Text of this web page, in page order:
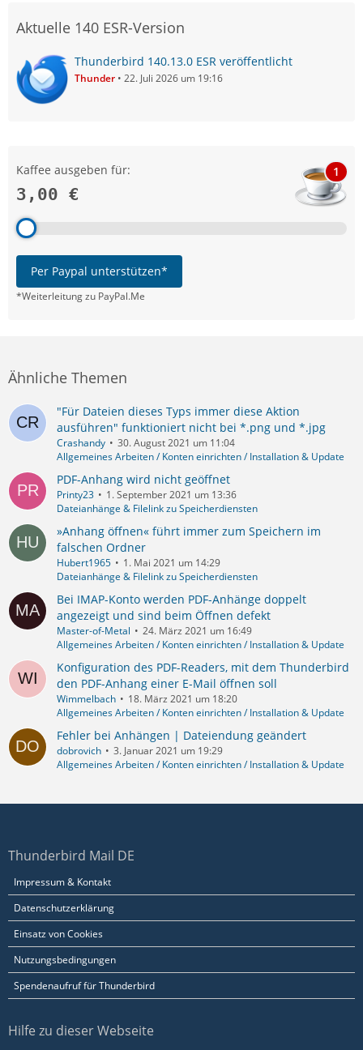
Aktuelle 140 ESR-Version
Thunderbird 140.13.0 ESR veröffentlicht
Thunder 22. Juli 2026 um 19:16
Kaffee ausgeben für:
3,00 €
1
Per Paypal unterstützen*
*Weiterleitung zu PayPal.Me
Ähnliche Themen
"Für Dateien dieses Typs immer diese Aktion
ausführen" funktioniert nicht bei *.png und *.jpg
Crashandy
30. August 2021 um 11:04
Allgemeines Arbeiten / Konten einrichten / Installation & Update
PDF-Anhang wird nicht geöffnet
Printy23
1. September 2021 um 13:36
Dateianhänge & Filelink zu Speicherdiensten
»Anhang öffnen« führt immer zum Speichern im
falschen Ordner
Hubert1965
1. Mai 2021 um 14:29
Dateianhänge & Filelink zu Speicherdiensten
Bei IMAP-Konto werden PDF-Anhänge doppelt
angezeigt und sind beim Öffnen defekt
Master-of-Metal
24. März 2021 um 16:49
Allgemeines Arbeiten / Konten einrichten / Installation & Update
Konfiguration des PDF-Readers, mit dem Thunderbird
den PDF-Anhang einer E-Mail öffnen soll
Wimmelbach
18. März 2021 um 18:20
Allgemeines Arbeiten / Konten einrichten / Installation & Update
Fehler bei Anhängen | Dateiendung geändert
dobrovich
3. Januar 2021 um 19:29
Allgemeines Arbeiten / Konten einrichten / Installation & Update
Thunderbird Mail DE
Impressum & Kontakt
Datenschutzerklärung
Einsatz von Cookies
Nutzungsbedingungen
Spendenaufruf für Thunderbird
Hilfe zu dieser Webseite